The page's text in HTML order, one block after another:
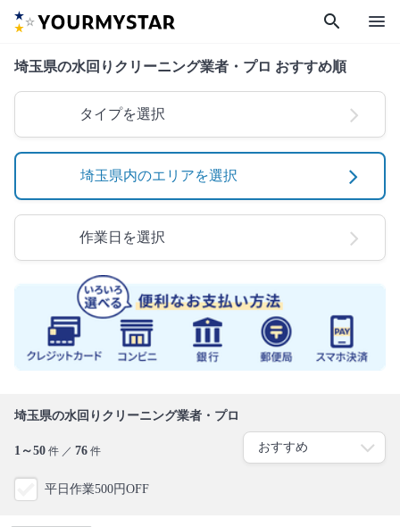
search menu
埼玉県の水回りクリーニング業者・プロ おすすめ順
タイプを選択
埼玉県内のエリアを選択
作業日を選択
埼玉県の水回りクリーニング業者・プロ
1～50 件 ／ 76 件
平日作業500円OFF